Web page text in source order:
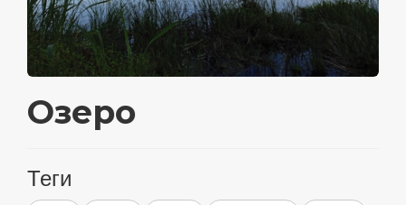
Озеро
Теги